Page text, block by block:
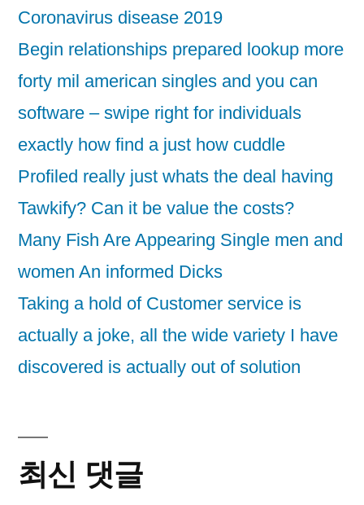
Coronavirus disease 2019
Begin relationships prepared lookup more
forty mil american singles and you can
software – swipe right for individuals
exactly how find a just how cuddle
Profiled really just whats the deal having
Tawkify? Can it be value the costs?
Many Fish Are Appearing Single men and
women An informed Dicks
Taking a hold of Customer service is
actually a joke, all the wide variety I have
discovered is actually out of solution
최신 댓글